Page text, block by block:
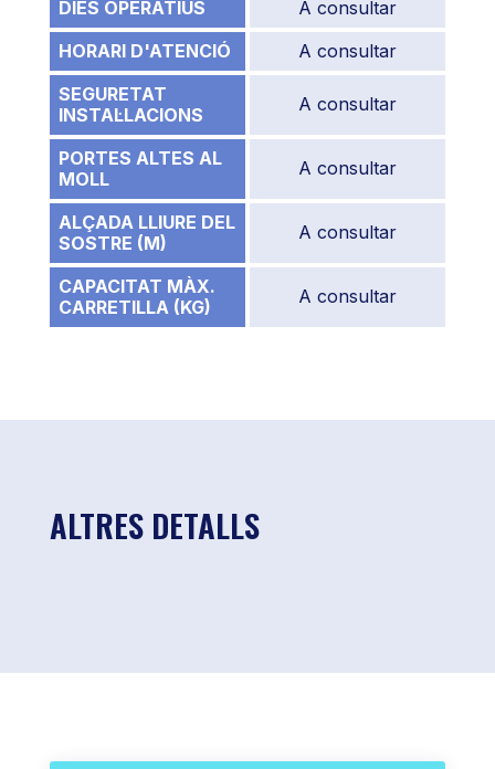
DIES OPERATIUS
A consultar
HORARI D'ATENCIÓ
A consultar
SEGURETAT
INSTAL·LACIONS
A consultar
PORTES ALTES AL
MOLL
A consultar
ALÇADA LLIURE DEL
SOSTRE (M)
A consultar
CAPACITAT MÀX.
CARRETILLA (KG)
A consultar
ALTRES DETALLS